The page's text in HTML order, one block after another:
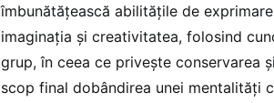
îmbunătățească abilitățile de
imaginația și creativitatea, folosind
grup, în ceea ce privește conservarea
scop final dobândirea unei mentalități